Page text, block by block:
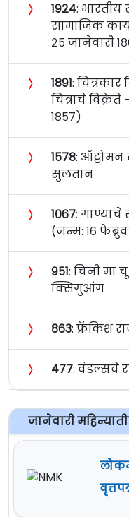
〉 १९२४:
सामाजिक
२५ जानेवारी
〉 १८९१:
चित्राचे
१८५७)
〉 १५७८: ऑट्टोमन
सुलतान
〉 १०६७: गाण्याचे
(जन्म: १६
〉 ९५१: चिनी मा
क्सिगुआंग
〉 ८६३: फ्रँकिश
〉 ४७७: वंडल्सचे
जानेवारी